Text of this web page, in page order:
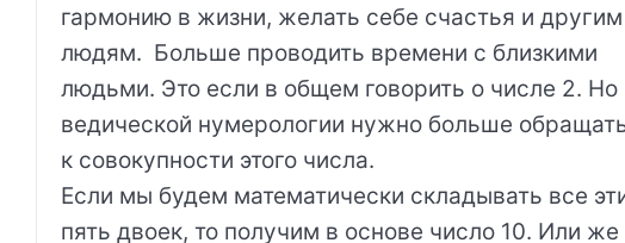
гармонию в жизни, желать себе счастья и другим
людям. Больше проводить времени с близкими
людьми. Это если в общем говорить о числе 2. Но
ведической нумерологии нужно больше
к совокупности этого числа.
Если мы будем математически складывать все
пять двоек, то получим в основе число 10. Или же